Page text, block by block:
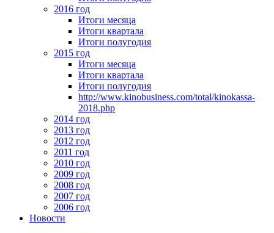
2016 год
Итоги месяца
Итоги квартала
Итоги полугодия
2015 год
Итоги месяца
Итоги квартала
Итоги полугодия
http://www.kinobusiness.com/total/kinokassa-
2018.php
2014 год
2013 год
2012 год
2011 год
2010 год
2009 год
2008 год
2007 год
2006 год
Новости